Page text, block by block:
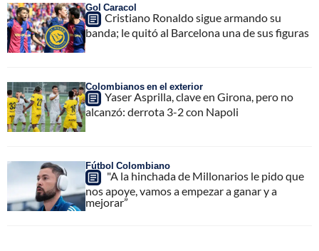
Gol Caracol
Cristiano Ronaldo sigue armando su
banda; le quitó al Barcelona una de sus figuras
Colombianos en el exterior
Yaser Asprilla, clave en Girona, pero no
alcanzó: derrota 3-2 con Napoli
Fútbol Colombiano
"A la hinchada de Millonarios le pido que
nos apoye, vamos a empezar a ganar y a
mejorar”